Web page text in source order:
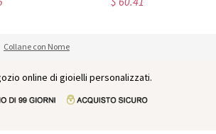
Collane con Nome
online di gioielli personalizzati.